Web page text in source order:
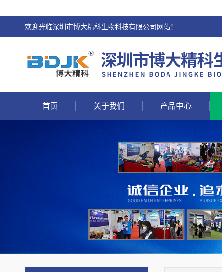
欢迎光临深圳市博大精科生物科技有限公司网站！
首页 关于我们 产品中心